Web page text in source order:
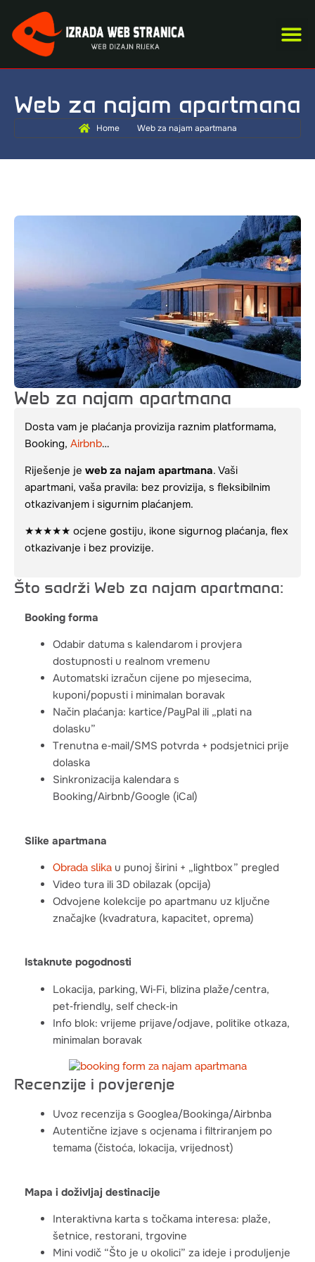
Web za najam apartmana
Home Web za najam apartmana
Web za najam apartmana
Dosta vam je plaćanja provizija raznim platformama,
Booking, Airbnb…
Riješenje je web za najam apartmana. Vaši
apartmani, vaša pravila: bez provizija, s fleksibilnim
otkazivanjem i sigurnim plaćanjem.
★★★★★ ocjene gostiju, ikone sigurnog plaćanja, flex
otkazivanje i bez provizije.
Što sadrži Web za najam apartmana:
Booking forma
Odabir datuma s kalendarom i provjera
dostupnosti u realnom vremenu
Automatski izračun cijene po mjesecima,
kuponi/popusti i minimalan boravak
Način plaćanja: kartice/PayPal ili „plati na
dolasku”
Trenutna e‑mail/SMS potvrda + podsjetnici prije
dolaska
Sinkronizacija kalendara s
Booking/Airbnb/Google (iCal)
Slike apartmana
Obrada slika u punoj širini + „lightbox” pregled
Video tura ili 3D obilazak (opcija)
Odvojene kolekcije po apartmanu uz ključne
značajke (kvadratura, kapacitet, oprema)
Istaknute pogodnosti
Lokacija, parking, Wi‑Fi, blizina plaže/centra,
pet‑friendly, self check‑in
Info blok: vrijeme prijave/odjave, politike otkaza,
minimalan boravak
Recenzije i povjerenje
Uvoz recenzija s Googlea/Bookinga/Airbnba
Autentične izjave s ocjenama i filtriranjem po
temama (čistoća, lokacija, vrijednost)
Mapa i doživljaj destinacije
Interaktivna karta s točkama interesa: plaže,
šetnice, restorani, trgovine
Mini vodič “Što je u okolici” za ideje i produljenje